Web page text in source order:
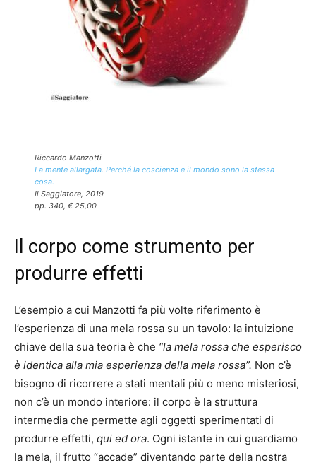
Riccardo Manzotti
La mente allargata. Perché la coscienza e il mondo sono la stessa
cosa.
Il Saggiatore, 2019
pp. 340, € 25,00
Il corpo come strumento per
produrre effetti
L’esempio a cui Manzotti fa più volte riferimento è
l’esperienza di una mela rossa su un tavolo: la intuizione
chiave della sua teoria è che “la mela rossa che esperisco
è identica alla mia esperienza della mela rossa”. Non c’è
bisogno di ricorrere a stati mentali più o meno misteriosi,
non c’è un mondo interiore: il corpo è la struttura
intermedia che permette agli oggetti sperimentati di
produrre effetti, qui ed ora. Ogni istante in cui guardiamo
la mela, il frutto “accade” diventando parte della nostra